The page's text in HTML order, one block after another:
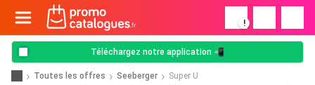
!
Téléchargez notre application 📲
Toutes les offres Seeberger Super U